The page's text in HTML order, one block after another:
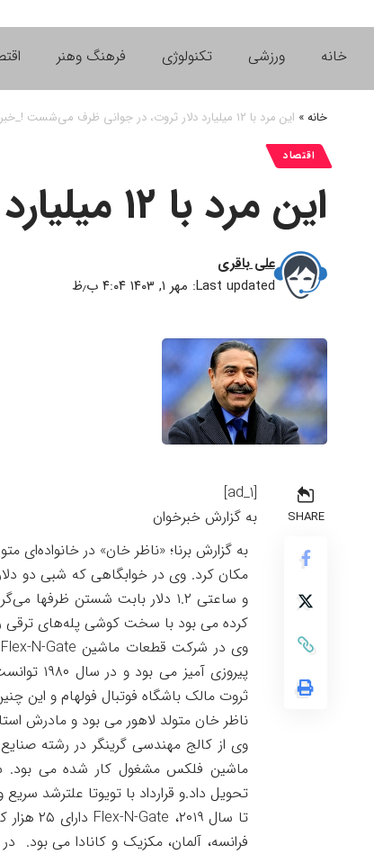
خانه ورزشی تکنولوژی فرهنگ وهنر
خانه» این مرد با ۱۲ میلیارد دلار ثروت، در جوانی ظرف می‌شست !_خبرخوان
اقتصاد
این مرد با ۱۲ میلیارد دلار ثروت، در جوانی ظرف می‌شست !_خبرخوان
Last updated: مهر ۱, ۱۴۰۳ ۴:۰۴ ب٫ظ
علی باقری
SHARE
[ad_1]
به گزارش خبرخوان
به گزارش برنا؛ «ناظر خان» در خانواده‌ای
مکان کرد. وی در خوابگاهی که شبی دو
و ساعتی ۱.۲ دلار بابت شستن
کرده می بود با سخت کوشی پله‌های ترقی
ثروت مالک باشگاه فوتبال فولهام و این
ناظر خان متولد لاهور می بود و مادرش
وی از کالج مهندسی گرینگر در رشته
ماشین فلکس مشغول کار شده می بود.
تحویل داد.و قرارداد با تویوتا علترشد